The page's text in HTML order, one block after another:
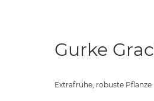
Gurke
Extrafrühe, robuste